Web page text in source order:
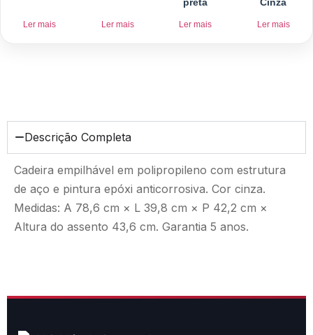
Ler mais Ler mais
preta
Ler mais
Cinza
Ler mais
Descrição Completa
Cadeira empilhável em polipropileno com estrutura
de aço e pintura epóxi anticorrosiva. Cor cinza.
Medidas: A 78,6 cm × L 39,8 cm × P 42,2 cm ×
Altura do assento 43,6 cm. Garantia 5 anos.